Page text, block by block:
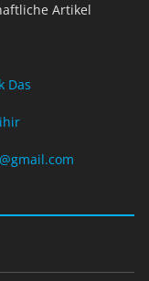
Artikel
Das